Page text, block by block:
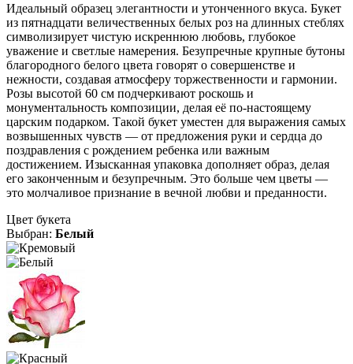
Идеальный образец элегантности и утонченного вкуса. Букет
из пятнадцати величественных белых роз на длинных стеблях
символизирует чистую искреннюю любовь, глубокое
уважение и светлые намерения. Безупречные крупные бутоны
благородного белого цвета говорят о совершенстве и
нежности, создавая атмосферу торжественности и гармонии.
Розы высотой 60 см подчеркивают роскошь и
монументальность композиции, делая её по-настоящему
царским подарком. Такой букет уместен для выражения самых
возвышенных чувств — от предложения руки и сердца до
поздравления с рождением ребенка или важным
достижением. Изысканная упаковка дополняет образ, делая
его законченным и безупречным. Это больше чем цветы —
это молчаливое признание в вечной любви и преданности.
Цвет букета
Выбран: Белый